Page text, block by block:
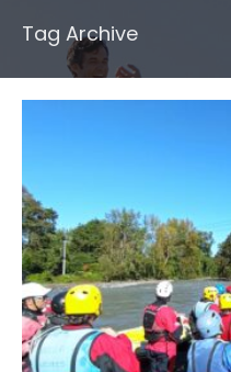
Tag Archive